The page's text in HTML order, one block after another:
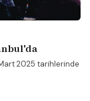
2025 tarihlerinde